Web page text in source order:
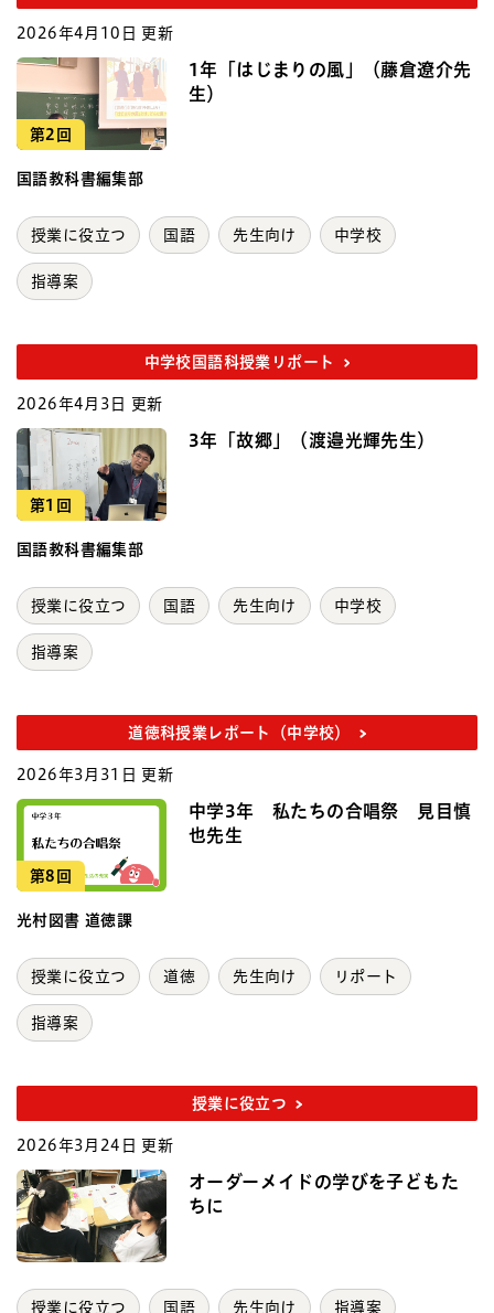
2026年4月10日 更新
第2回
1年「はじまりの風」（藤倉遼介先
生）
国語教科書編集部
授業に役立つ 国語 先生向け 中学校
指導案
中学校国語科授業リポート
2026年4月3日 更新
第1回
3年「故郷」（渡邉光輝先生）
国語教科書編集部
授業に役立つ 国語 先生向け 中学校
指導案
道徳科授業レポート（中学校）
2026年3月31日 更新
第8回
中学3年 私たちの合唱祭 見目慎
也先生
光村図書 道徳課
授業に役立つ 道徳 先生向け リポート
指導案
授業に役立つ
2026年3月24日 更新
オーダーメイドの学びを子どもた
ちに
授業に役立つ 国語 先生向け 指導案